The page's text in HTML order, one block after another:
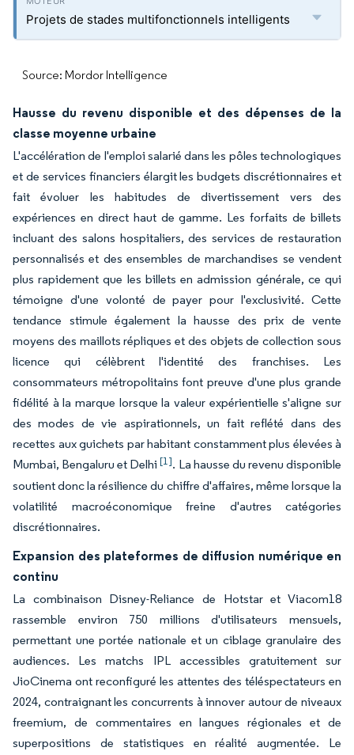
Projets de stades multifonctionnels intelligents
Source: Mordor Intelligence
Hausse du revenu disponible et des dépenses de la
classe moyenne urbaine
L'accélération de l'emploi salarié dans les pôles technologiques
et de services financiers élargit les budgets discrétionnaires et
fait évoluer les habitudes de divertissement vers des
expériences en direct haut de gamme. Les forfaits de billets
incluant des salons hospitaliers, des services de restauration
personnalisés et des ensembles de marchandises se vendent
plus rapidement que les billets en admission générale, ce qui
témoigne d'une volonté de payer pour l'exclusivité. Cette
tendance stimule également la hausse des prix de vente
moyens des maillots répliques et des objets de collection sous
licence qui célèbrent l'identité des franchises. Les
consommateurs métropolitains font preuve d'une plus grande
fidélité à la marque lorsque la valeur expérientielle s'aligne sur
des modes de vie aspirationnels, un fait reflété dans des
recettes aux guichets par habitant constamment plus élevées à
Mumbai, Bengaluru et Delhi[1]. La hausse du revenu disponible
soutient donc la résilience du chiffre d'affaires, même lorsque la
volatilité macroéconomique freine d'autres catégories
discrétionnaires.
Expansion des plateformes de diffusion numérique en
continu
La combinaison Disney-Reliance de Hotstar et Viacom18
rassemble environ 750 millions d'utilisateurs mensuels,
permettant une portée nationale et un ciblage granulaire des
audiences. Les matchs IPL accessibles gratuitement sur
JioCinema ont reconfiguré les attentes des téléspectateurs en
2024, contraignant les concurrents à innover autour de niveaux
freemium, de commentaires en langues régionales et de
superpositions de statistiques en réalité augmentée. Le